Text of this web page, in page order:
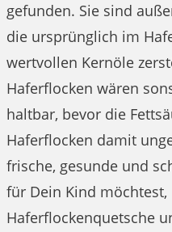
gefunden. Sie sind
die ursprünglich im
wertvollen Kernöle
Haferflocken wären
haltbar, bevor die
Haferflocken damit
frische, gesunde und
für Dein Kind
Haferflockenquetsche